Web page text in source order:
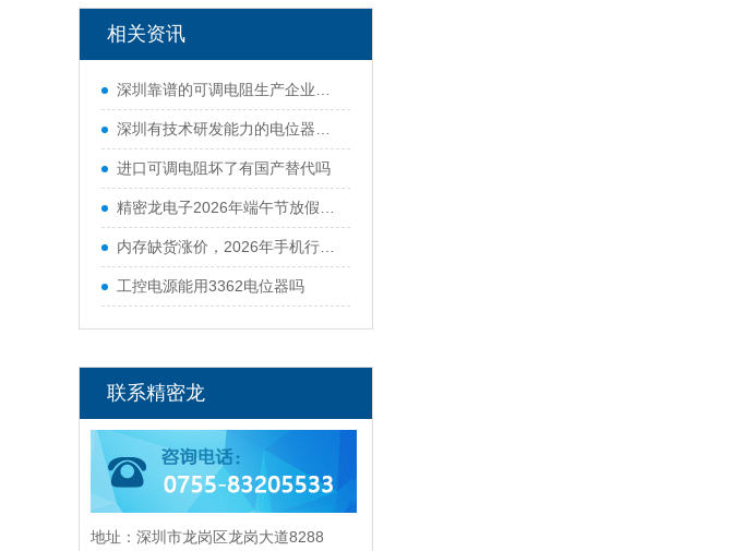
相关资讯
深圳靠谱的可调电阻生产企业有哪些
深圳有技术研发能力的电位器厂商有哪些
进口可调电阻坏了有国产替代吗
精密龙电子2026年端午节放假通知
内存缺货涨价，2026年手机行业迎来寒冬
工控电源能用3362电位器吗
联系精密龙
地址：深圳市龙岗区龙岗大道8288